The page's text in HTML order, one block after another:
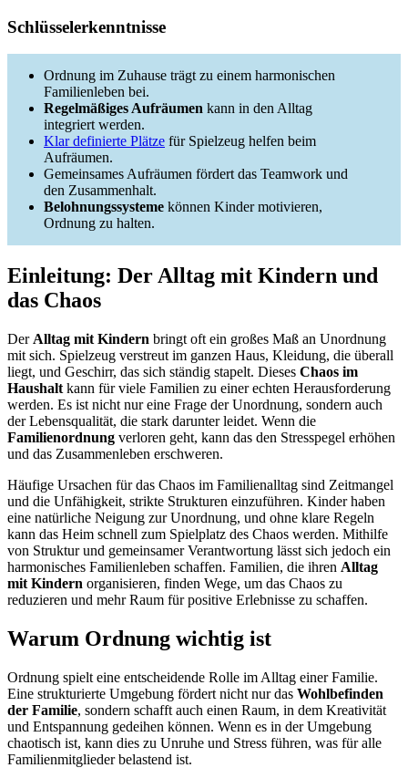
Schlüsselerkenntnisse
Ordnung im Zuhause trägt zu einem harmonischen
Familienleben bei.
Regelmäßiges Aufräumen kann in den Alltag
integriert werden.
Klar definierte Plätze für Spielzeug helfen beim
Aufräumen.
Gemeinsames Aufräumen fördert das Teamwork und
den Zusammenhalt.
Belohnungssysteme können Kinder motivieren,
Ordnung zu halten.
Einleitung: Der Alltag mit Kindern und
das Chaos
Der Alltag mit Kindern bringt oft ein großes Maß an Unordnung
mit sich. Spielzeug verstreut im ganzen Haus, Kleidung, die überall
liegt, und Geschirr, das sich ständig stapelt. Dieses Chaos im
Haushalt kann für viele Familien zu einer echten Herausforderung
werden. Es ist nicht nur eine Frage der Unordnung, sondern auch
der Lebensqualität, die stark darunter leidet. Wenn die
Familienordnung verloren geht, kann das den Stresspegel erhöhen
und das Zusammenleben erschweren.
Häufige Ursachen für das Chaos im Familienalltag sind Zeitmangel
und die Unfähigkeit, strikte Strukturen einzuführen. Kinder haben
eine natürliche Neigung zur Unordnung, und ohne klare Regeln
kann das Heim schnell zum Spielplatz des Chaos werden. Mithilfe
von Struktur und gemeinsamer Verantwortung lässt sich jedoch ein
harmonisches Familienleben schaffen. Familien, die ihren Alltag
mit Kindern organisieren, finden Wege, um das Chaos zu
reduzieren und mehr Raum für positive Erlebnisse zu schaffen.
Warum Ordnung wichtig ist
Ordnung spielt eine entscheidende Rolle im Alltag einer Familie.
Eine strukturierte Umgebung fördert nicht nur das Wohlbefinden
der Familie, sondern schafft auch einen Raum, in dem Kreativität
und Entspannung gedeihen können. Wenn es in der Umgebung
chaotisch ist, kann dies zu Unruhe und Stress führen, was für alle
Familienmitglieder belastend ist.